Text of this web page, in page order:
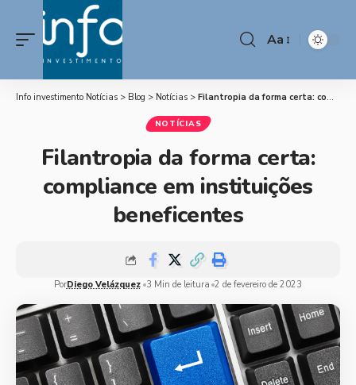
Aa
Info investimento Notícias > Blog > Notícias > Filantropia da forma certa: compliance em instituições beneficentes
NOTÍCIAS
Filantropia da forma certa:
compliance em instituições
beneficentes
PorDiego Velázquez 3 Min de leitura 2 de fevereiro de 2023